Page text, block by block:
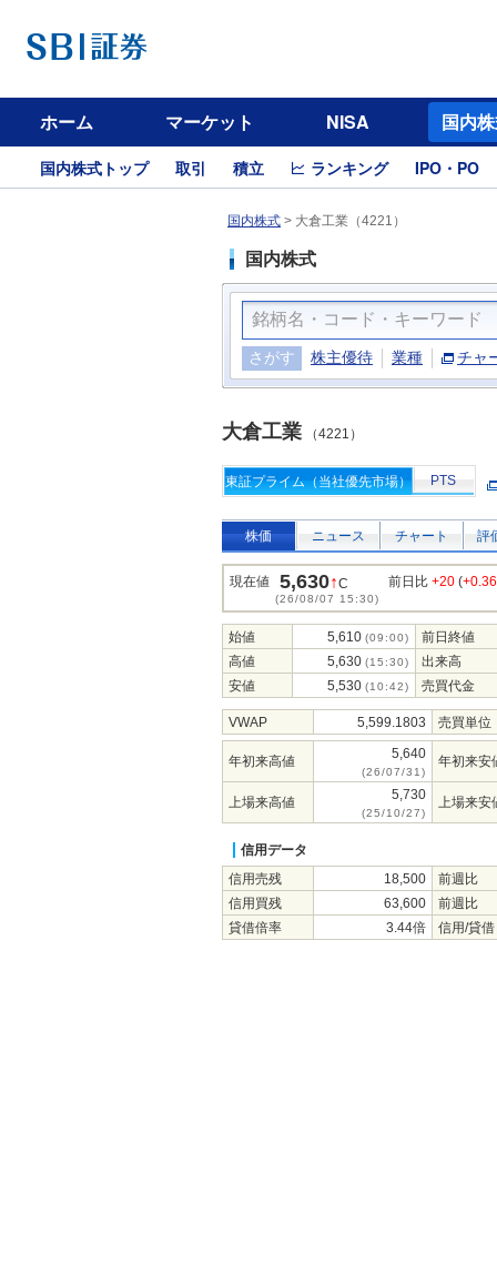
ホーム マーケット NISA 国内
国内株式トップ 取引 積立 ランキング IPO・PO
国内株式 > 大倉工業（4221）
国内株式
さがす 株主優待 業種 チャ
大倉工業 （4221）
東証プライム（当社優先市場） PTS
株価 ニュース チャート 評
現在値 5,630↑C
(26/08/07 15:30)
前日比 +20 (
始値 5,610 (09:00)
前日終値
高値
5,630 (15:30)
出来高
安値
5,530 (10:42) 売買代金
VWAP 5,599.1803 売買単位
年初来高値 5,640
(26/07/31)
年初来安
上場来高値 5,730
(25/10/27)
上場来安
信用データ
信用売残
18,500
前週比
信用買残
63,600
前週比
貸借倍率
3.44倍 信用/貸借